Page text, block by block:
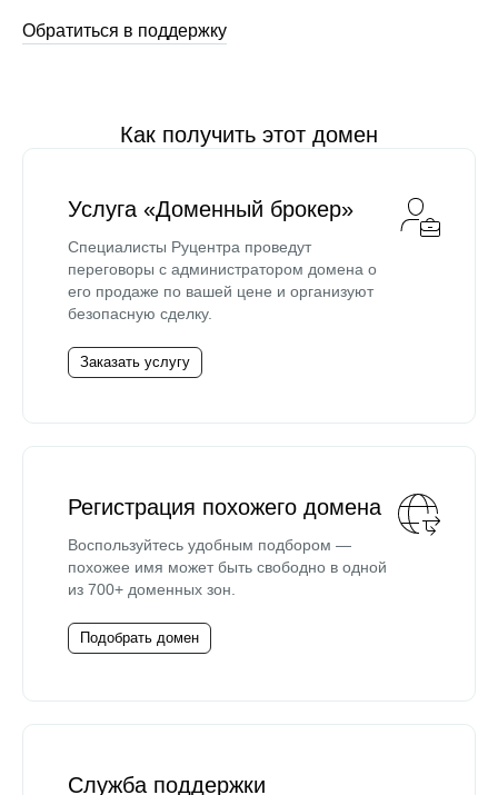
Обратиться в поддержку
Как получить этот домен
Услуга «Доменный брокер»
Специалисты Руцентра проведут
переговоры с администратором домена о
его продаже по вашей цене и организуют
безопасную сделку.
Заказать услугу
Регистрация похожего домена
Воспользуйтесь удобным подбором —
похожее имя может быть свободно в одной
из 700+ доменных зон.
Подобрать домен
Служба поддержки